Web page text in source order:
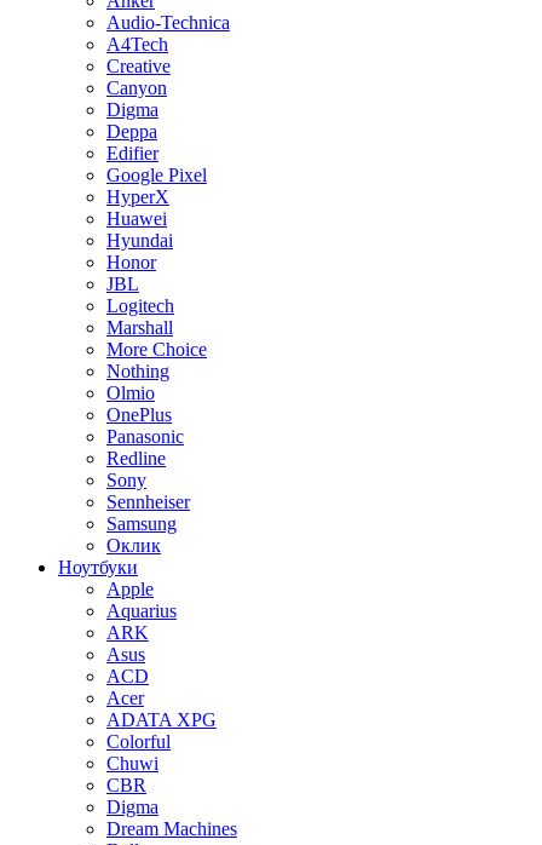
Audio-Technica
A4Tech
Creative
Canyon
Digma
Deppa
Edifier
Google Pixel
HyperX
Huawei
Hyundai
Honor
JBL
Logitech
Marshall
More Choice
Nothing
Olmio
OnePlus
Panasonic
Redline
Sony
Sennheiser
Samsung
Оклик
Ноутбуки
Apple
Aquarius
ARK
Asus
ACD
Acer
ADATA XPG
Colorful
Chuwi
CBR
Digma
Dream Machines